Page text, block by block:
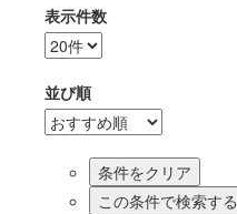
表示件数
並び順
この条件で検索する